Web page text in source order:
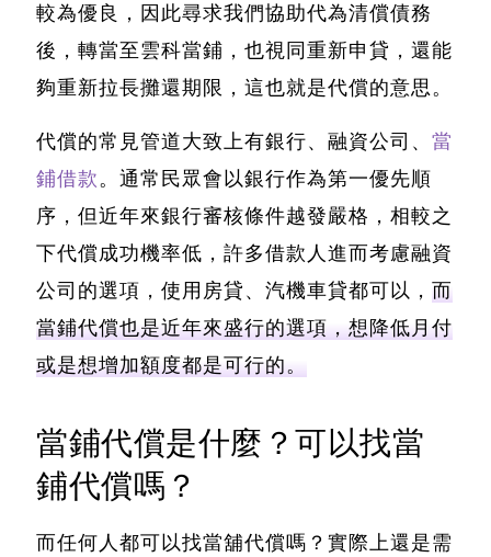
較為優良，因此尋求我們協助代為清償債務
後，轉當至雲科當鋪，也視同重新申貸，還能
夠重新拉長攤還期限，這也就是代償的意思。
代償的常見管道大致上有銀行、融資公司、 當
鋪借款。通常民眾會以銀行作為第一優先順
序，但近年來銀行審核條件越發嚴格，相較之
下代償成功機率低，許多借款人進而考慮融資
公司的選項，使用房貸、汽機車貸都可以， 而
當鋪代償也是近年來盛行的選項，想降低月付
或是想增加額度都是可行的。
當鋪代償是什麼？可以找當
鋪代償嗎？
而任何人都可以找當舖代償嗎？實際上還是需